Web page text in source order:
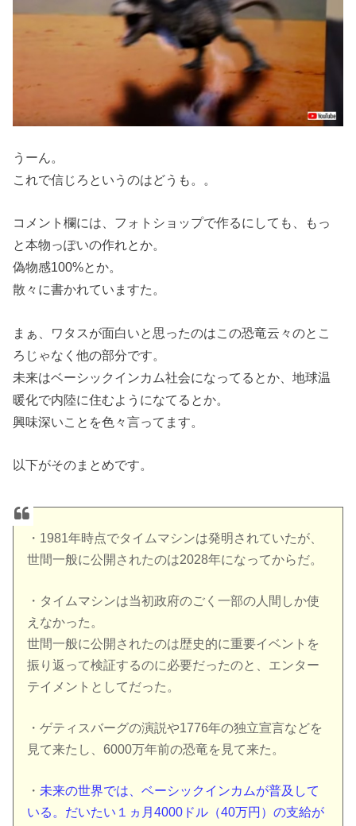
うーん。
これで信じろというのはどうも。。
コメント欄には、フォトショップで作るにしても、もっ
と本物っぽいの作れとか。
偽物感100%とか。
散々に書かれていますた。
まぁ、ワタスが面白いと思ったのはこの恐竜云々のとこ
ろじゃなく他の部分です。
未来はベーシックインカム社会になってるとか、地球温
暖化で内陸に住むようになてるとか。
興味深いことを色々言ってます。
以下がそのまとめです。
・1981年時点でタイムマシンは発明されていたが、
世間一般に公開されたのは2028年になってからだ。
・タイムマシンは当初政府のごく一部の人間しか使
えなかった。
世間一般に公開されたのは歴史的に重要イベントを
振り返って検証するのに必要だったのと、エンター
テイメントとしてだった。
・ゲティスバーグの演説や1776年の独立宣言などを
見て来たし、6000万年前の恐竜を見て来た。
・ 未来の世界では、ベーシックインカムが普及して
いる。 だいたい１ヵ月4000ドル（40万円）の支給が